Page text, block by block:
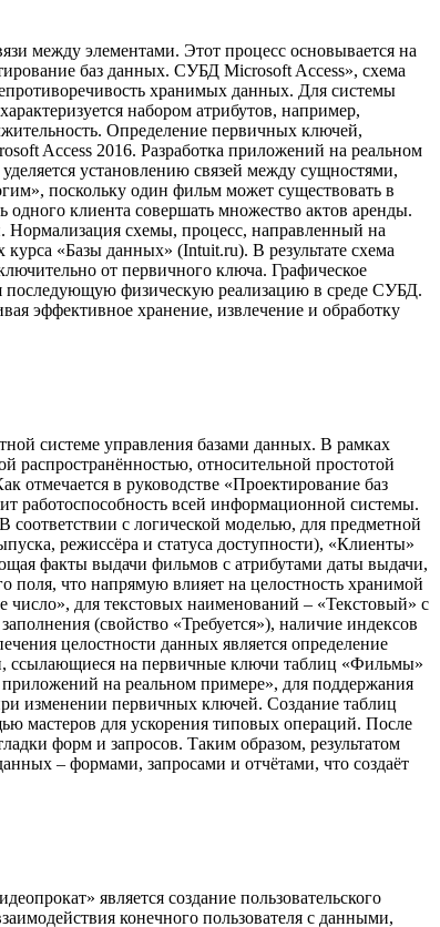
между элементами. Этот процесс основывается на
баз данных. СУБД Microsoft Access», схема
хранимых данных. Для системы
набором атрибутов, например,
Определение первичных ключей,
Access 2016. Разработка приложений на реальном
установлению связей между сущностями,
поскольку один фильм может существовать в
клиента совершать множество актов аренды.
схемы, процесс, направленный на
«Базы данных» (Intuit.ru). В результате схема
от первичного ключа. Графическое
последующую физическую реализацию в среде СУБД.
эффективное хранение, извлечение и обработку
системе управления базами данных. В рамках
относительной простотой
отмечается в руководстве «Проектирование баз
работоспособность всей информационной системы.
с логической моделью, для предметной
режиссёра и статуса доступности), «Клиенты»
факты выдачи фильмов с атрибутами даты выдачи,
поля, что напрямую влияет на целостность хранимой
для текстовых наименований – «Текстовый» с
(свойство «Требуется»), наличие индексов
целостности данных является определение
ссылающиеся на первичные ключи таблиц «Фильмы»
на реальном примере», для поддержания
изменении первичных ключей. Создание таблиц
мастеров для ускорения типовых операций. После
форм и запросов. Таким образом, результатом
– формами, запросами и отчётами, что создаёт
является создание пользовательского
конечного пользователя с данными,